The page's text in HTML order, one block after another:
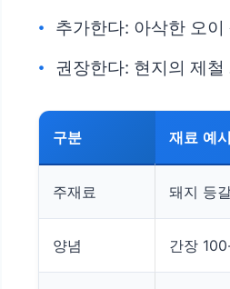
추가한다: 아삭한 오
권장한다: 현지의 제
구분 재료 예시
주재료 돼지 등
양념 간장